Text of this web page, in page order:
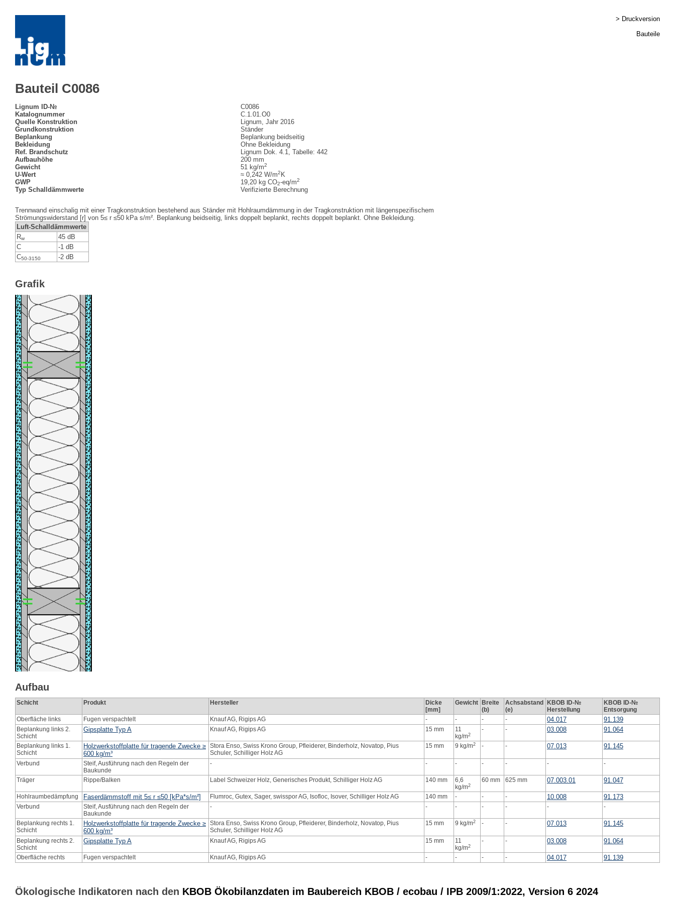
> Druckversion
Bauteile
Bauteil C0086
Lignum ID-№
C0086
Katalognummer
C.1.01.O0
Quelle Konstruktion
Lignum, Jahr 2016
Grundkonstruktion
Ständer
Beplankung
Beplankung beidseitig
Bekleidung
Ohne Bekleidung
Ref. Brandschutz
Lignum Dok. 4.1, Tabelle: 442
Aufbauhöhe
200 mm
Gewicht
51 kg/m2
U-Wert ≈ 0,242 W/m2 K
GWP
19,20 kg CO2-eq/m2
Typ Schalldämmwerte Verifizierte Berechnung
Trennwand einschalig mit einer Tragkonstruktion bestehend aus Ständer mit Hohlraumdämmung in der Tragkonstruktion mit längenspezifischem
Strömungswiderstand [r] von 5≤ r ≤50 kPa s/m². Beplankung beidseitig, links doppelt beplankt, rechts doppelt beplankt. Ohne Bekleidung.
Luft-Schalldämmwerte
Rw
45 dB
C
-1 dB
C50-3150 -2 dB
Grafik
Aufbau
Schicht Produkt Hersteller
Dicke
[mm]
Gewicht
Breite
(b)
Achsabstand
(e)
KBOB ID-№
Herstellung
KBOB ID-№
Entsorgung
Oberfläche links
Fugen verspachtelt Knauf AG, Rigips AG - - - - 04.017 91.139
Beplankung links 2.
Schicht
Gipsplatte Typ A Knauf AG, Rigips AG 15 mm
11
kg/m2
- - 03.008 91.064
Beplankung links 1.
Schicht
Holzwerkstoffplatte für tragende Zwecke ≥
600 kg/m³
Stora Enso, Swiss Krono Group, Pfleiderer, Binderholz, Novatop, Pius
Schuler, Schilliger Holz AG
15 mm 9 kg/m2 - - 07.013 91.145
Verbund
Steif, Ausführung nach den Regeln der
Baukunde
- - - - - - -
Träger Rippe/Balken Label Schweizer Holz, Generisches Produkt, Schilliger Holz AG 140 mm
6,6
kg/m2
60 mm 625 mm 07.003.01 91.047
Hohlraumbedämpfung Faserdämmstoff mit 5≤ r ≤50 [kPa*s/m²] Flumroc, Gutex, Sager, swisspor AG, Isofloc, Isover, Schilliger Holz AG 140 mm - - - 10.008 91.173
Verbund
Steif, Ausführung nach den Regeln der
Baukunde
- - - - - - -
Beplankung rechts 1.
Schicht
Holzwerkstoffplatte für tragende Zwecke ≥
600 kg/m³
Stora Enso, Swiss Krono Group, Pfleiderer, Binderholz, Novatop, Pius
Schuler, Schilliger Holz AG
15 mm 9 kg/m2 - - 07.013 91.145
Beplankung rechts 2.
Schicht
Gipsplatte Typ A Knauf AG, Rigips AG 15 mm
11
kg/m2
- - 03.008 91.064
Oberfläche rechts Fugen verspachtelt Knauf AG, Rigips AG - - - - 04.017 91.139
Ökologische Indikatoren nach den KBOB Ökobilanzdaten im Baubereich KBOB / ecobau / IPB 2009/1:2022, Version 6 2024